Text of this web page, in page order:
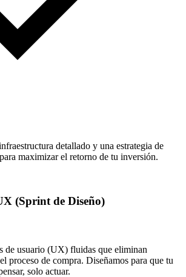
detallado y una estrategia de
maximizar el retorno de tu inversión.
(Sprint de Diseño)
de usuario (UX) fluidas que eliminan
proceso de compra. Diseñamos para que tu
solo actuar.